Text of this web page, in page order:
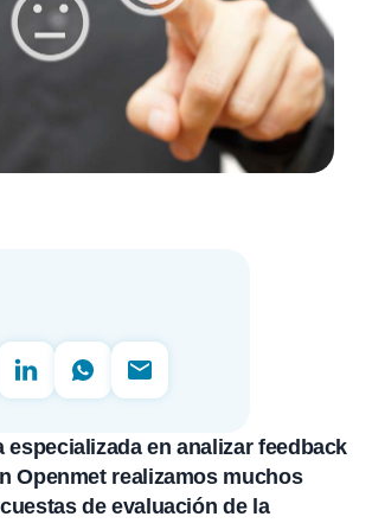
especializada en analizar feedback
Openmet realizamos muchos
de evaluación de la